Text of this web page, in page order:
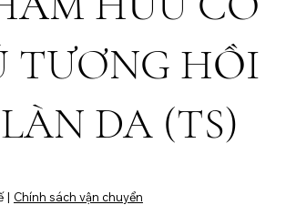
TƯƠNG HỒI
DA (TS)
| Chính sách vận chuyển